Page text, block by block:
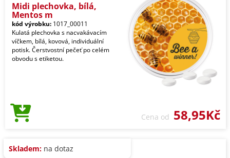
Midi plechovka, bílá,
Mentos m
kód výrobku: 1017_00011
Kulatá plechovka s nacvakávacím
víčkem, bílá, kovová, individuální
potisk. Čerstvostní pečeť po celém
obvodu s etiketou.
Cena od 58,95Kč
Skladem: na dotaz